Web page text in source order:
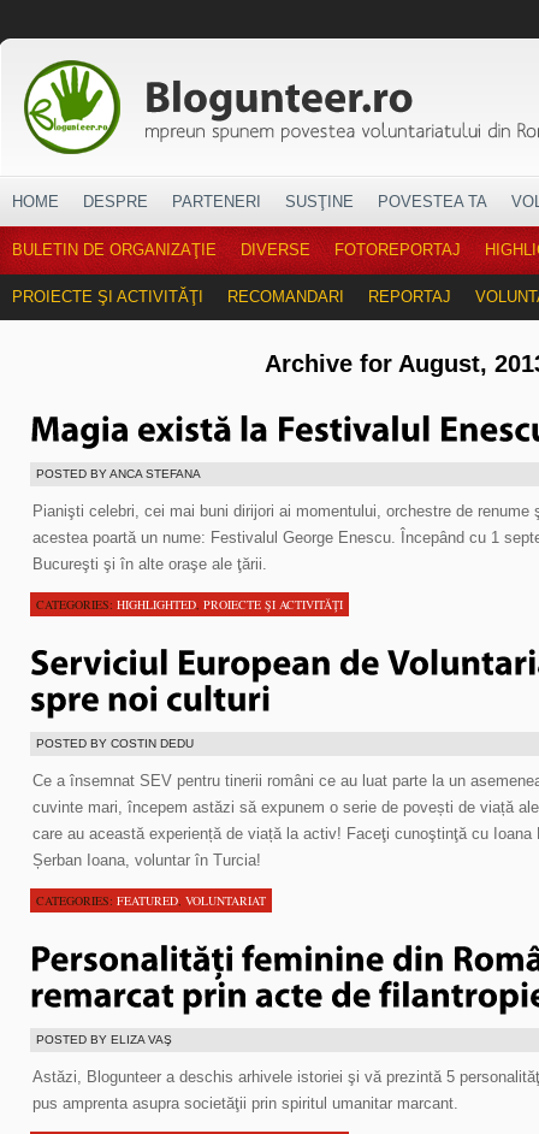
HOME DESPRE PARTENERI SUSŢINE POVESTEA TA
BULETIN DE ORGANIZAŢIE DIVERSE FOTOREPORTAJ
PROIECTE ŞI ACTIVITĂŢI RECOMANDARI REPORTAJ
Archive for August,
POSTED BY ANCA STEFANA
Pianişti celebri, cei mai buni dirijori ai momentului, orchestre de
acestea poartă un nume: Festivalul George Enescu. Începând cu 1
Bucureşti şi în alte oraşe ale ţării.
CATEGORIES: HIGHLIGHTED, PROIECTE ŞI ACTIVITĂŢI
POSTED BY COSTIN DEDU
Ce a însemnat SEV pentru tinerii români ce au luat parte la un
cuvinte mari, începem astăzi să expunem o serie de povești de viață
care au această experiență de viață la activ! Faceţi cunoştinţă cu
Șerban Ioana, voluntar în Turcia!
CATEGORIES: FEATURED, VOLUNTARIAT
POSTED BY ELIZA VAŞ
Astăzi, Blogunteer a deschis arhivele istoriei şi vă prezintă 5
pus amprenta asupra societăţii prin spiritul umanitar marcant.